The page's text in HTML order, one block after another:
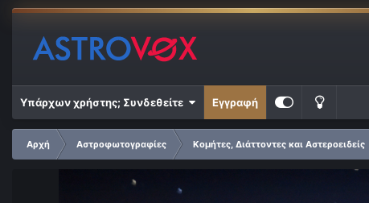
Υπάρχων χρήστης; Συνδεθείτε Εγγραφή
Αρχή Αστροφωτογραφίες Κομήτες, Διάττοντες και Αστεροειδείς